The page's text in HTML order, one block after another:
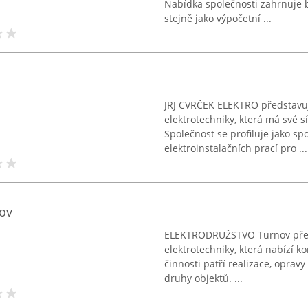
Nabídka společnosti zahrnuje
stejně jako výpočetní ...
JRJ CVRČEK ELEKTRO
elektrotechniky, která má své
Společnost se profiluje jako
elektroinstalačních prací pro ...
ELEKTRODRUŽSTVO Turnov
elektrotechniky, která nabízí
činnosti patří realizace,
druhy objektů. ...